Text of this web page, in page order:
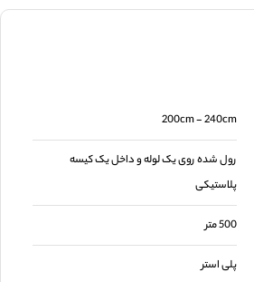
200cm - 240cm
رول شده روی یک لوله و داخل یک کیسه
پلاستیکی
500 متر
پلی استر